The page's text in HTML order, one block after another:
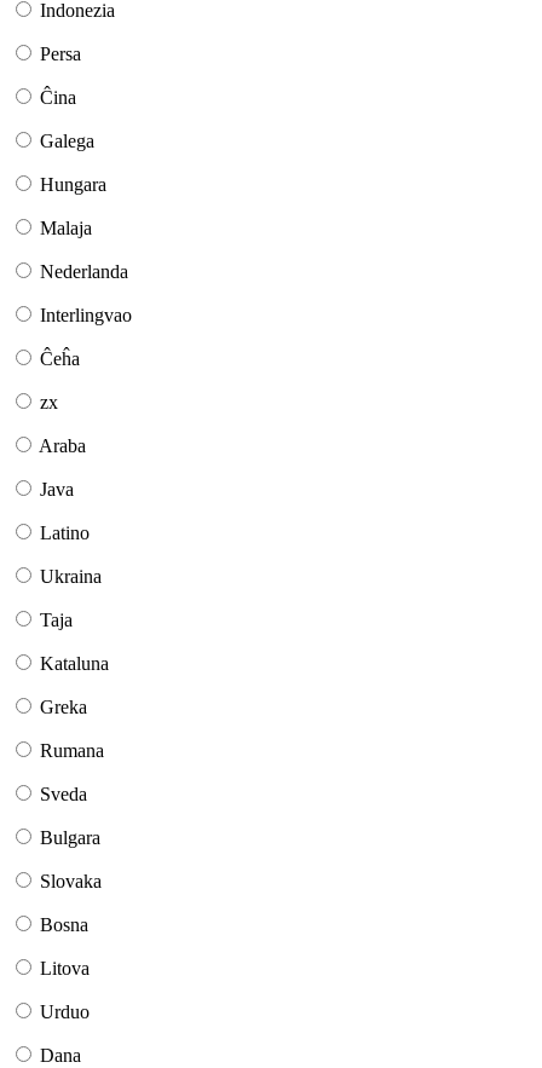
Indonezia
Persa
Ĉina
Galega
Hungara
Malaja
Nederlanda
Interlingvao
Ĉeĥa
zx
Araba
Java
Latino
Ukraina
Taja
Kataluna
Greka
Rumana
Sveda
Bulgara
Slovaka
Bosna
Litova
Urduo
Dana